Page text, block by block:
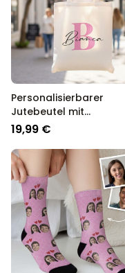
Personalisierbarer
Jutebeutel mit
Monogramm
19,99 €